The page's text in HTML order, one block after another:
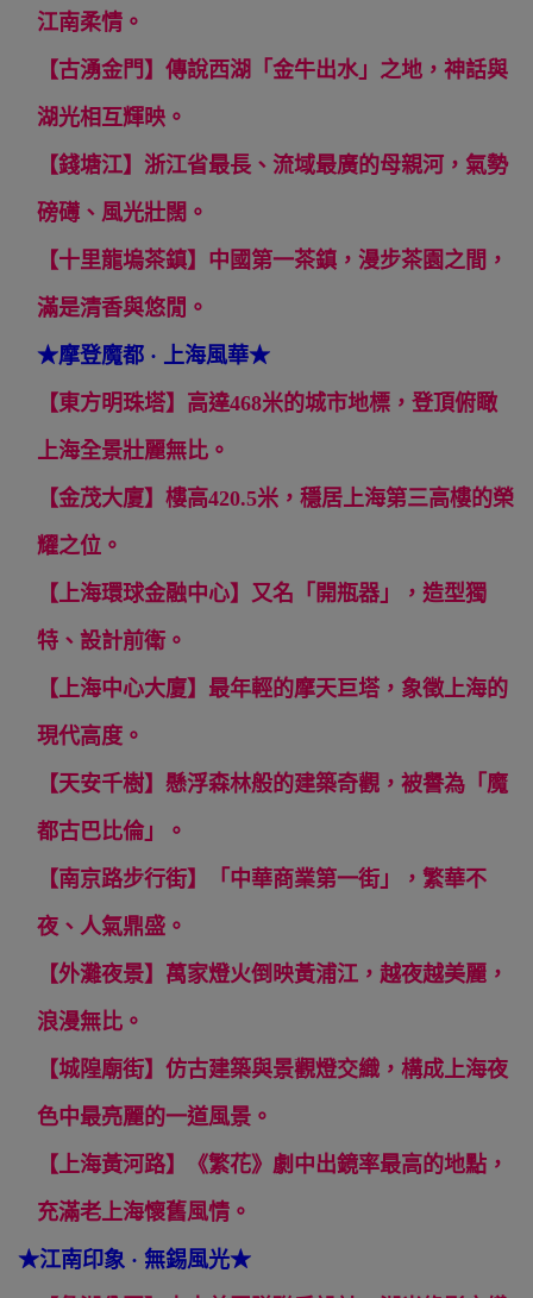
江南柔情。
【古湧金門】傳說西湖「金牛出水」之地，神話與
湖光相互輝映。
【錢塘江】浙江省最長、流域最廣的母親河，氣勢
磅礡、風光壯闊。
【十里龍塢茶鎮】中國第一茶鎮，漫步茶園之間，
滿是清香與悠閒。
★摩登魔都 · 上海風華★
【東方明珠塔】高達468米的城市地標，登頂俯瞰
上海全景壯麗無比。
【金茂大廈】樓高420.5米，穩居上海第三高樓的榮
耀之位。
【上海環球金融中心】又名「開瓶器」，造型獨
特、設計前衛。
【上海中心大廈】最年輕的摩天巨塔，象徵上海的
現代高度。
【天安千樹】懸浮森林般的建築奇觀，被譽為「魔
都古巴比倫」。
【南京路步行街】「中華商業第一街」，繁華不
夜、人氣鼎盛。
【外灘夜景】萬家燈火倒映黃浦江，越夜越美麗，
浪漫無比。
【城隍廟街】仿古建築與景觀燈交織，構成上海夜
色中最亮麗的一道風景。
【上海黃河路】《繁花》劇中出鏡率最高的地點，
充滿老上海懷舊風情。
★江南印象 · 無錫風光★